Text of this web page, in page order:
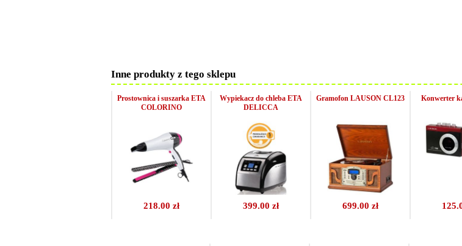
Inne produkty z tego sklepu
218.00 zł
Prostownica i suszarka ETA
COLORINO
399.00 zł
Wypiekacz do chleba ETA
DELICCA
699.00 zł
Gramofon LAUSON CL123 Konwerter